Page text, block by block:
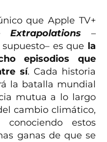
que Apple TV+
Extrapolations –
es que la
episodios que
sí. Cada historia
la batalla mundial
mutua a lo largo
cambio climático,
estos
ganas de que se